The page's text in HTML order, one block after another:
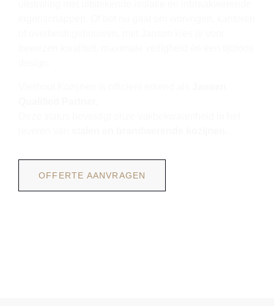
OFFERTE AANVRAGEN